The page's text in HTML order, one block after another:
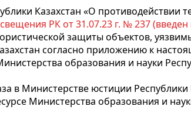
Казахстан «О противодействии
РК от 31.07.23 г. № 237 (введен
защиты объектов,
согласно приложению к
образования и науки
в Министерстве юстиции Республики
Министерства образования и